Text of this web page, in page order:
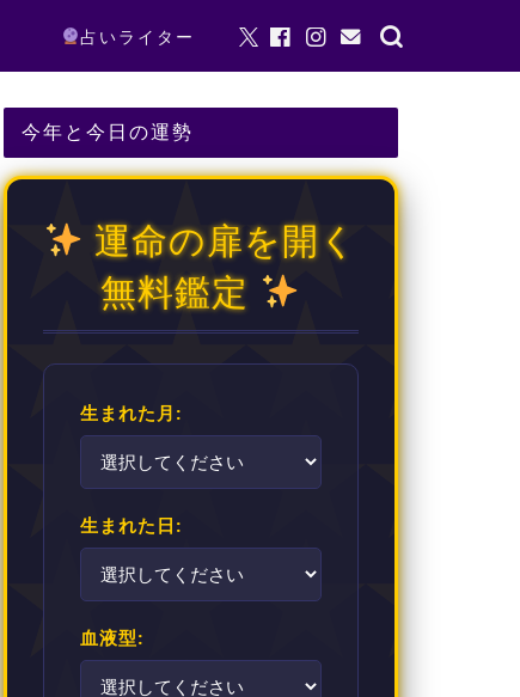
占いライター
今年と今日の運勢
運命の扉を開く
無料鑑定
生まれた月:
生まれた日:
血液型: